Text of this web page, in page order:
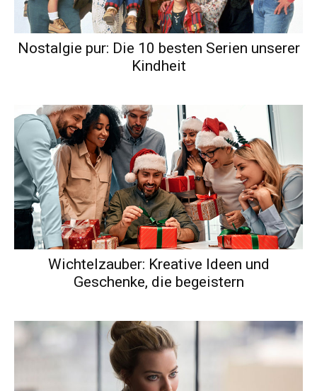
Nostalgie pur: Die 10 besten Serien unserer
Kindheit
Wichtelzauber: Kreative Ideen und
Geschenke, die begeistern